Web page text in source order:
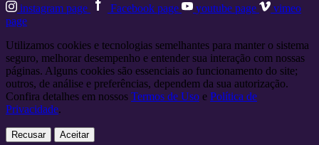
instagram page Facebook page youtube page
vimeo
page
Utilizamos cookies e tecnologias semelhantes para manter o sistema
seguro, melhorar desempenho e entender sua interação com nossas
páginas. Alguns cookies são essenciais ao funcionamento do site;
outros, de análise e preferências, dependem da sua autorização.
Confira detalhes em nossos Termos de Uso e Política de
Privacidade.
Recusar Aceitar